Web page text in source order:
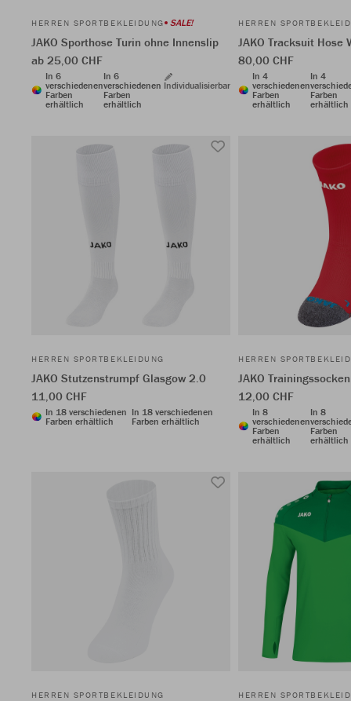
HERREN SPORTBEKLEIDUNG SALE!
JAKO Sporthose Turin ohne Innenslip
ab 25,00 CHF
In 6
verschiedenen
Farben
erhältlich
In 6
verschiedenen
Farben
erhältlich
Individualisierbar
HERREN
JAKO Tracksuit Hose
80,00 CHF
In 4
verschiedenen
Farben
erhältlich
In 4
Farben
erhältlich
HERREN SPORTBEKLEIDUNG
JAKO Stutzenstrumpf Glasgow 2.0
11,00 CHF
In 18 verschiedenen
Farben erhältlich
In 18 verschiedenen
Farben erhältlich
HERREN
JAKO Trainingssocken
12,00 CHF
In 8
verschiedenen
Farben
erhältlich
In 8
Farben
erhältlich
HERREN SPORTBEKLEIDUNG HERREN